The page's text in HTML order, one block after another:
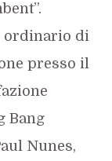
ordinario di
presso il
Bang
Nunes,